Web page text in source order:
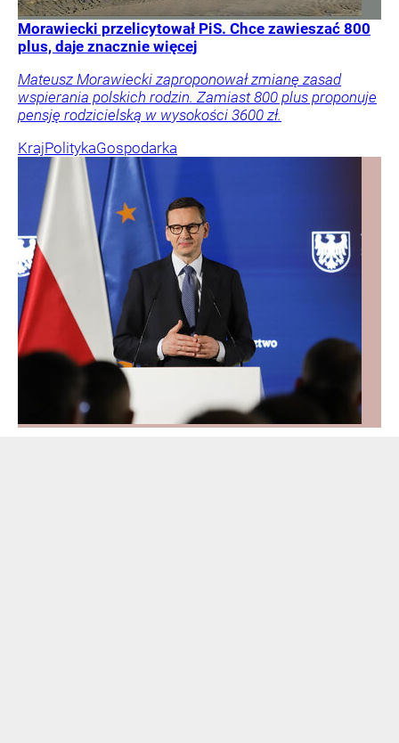
Morawiecki przelicytował PiS. Chce zawieszać 800
plus, daje znacznie więcej
Mateusz Morawiecki zaproponował zmianę zasad
wspierania polskich rodzin. Zamiast 800 plus proponuje
pensję rodzicielską w wysokości 3600 zł.
KrajPolitykaGospodarka